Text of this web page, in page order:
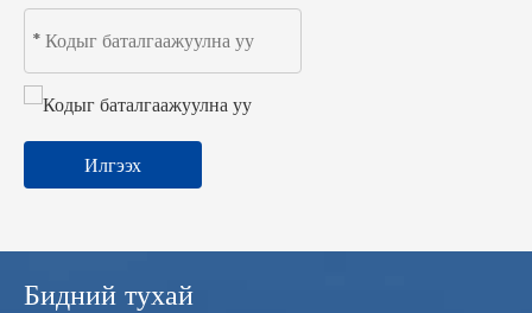
Илгээх
Бидний тухай